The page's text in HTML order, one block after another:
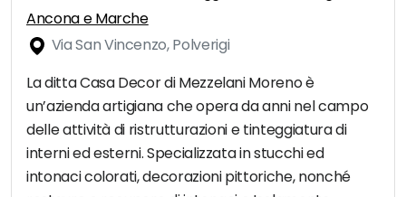
Ancona e Marche
Via San Vincenzo, Polverigi
La ditta Casa Decor di Mezzelani Moreno è
un’azienda artigiana che opera da anni nel campo
delle attività di ristrutturazioni e tinteggiatura di
interni ed esterni. Specializzata in stucchi ed
intonaci colorati, decorazioni pittoriche, nonché